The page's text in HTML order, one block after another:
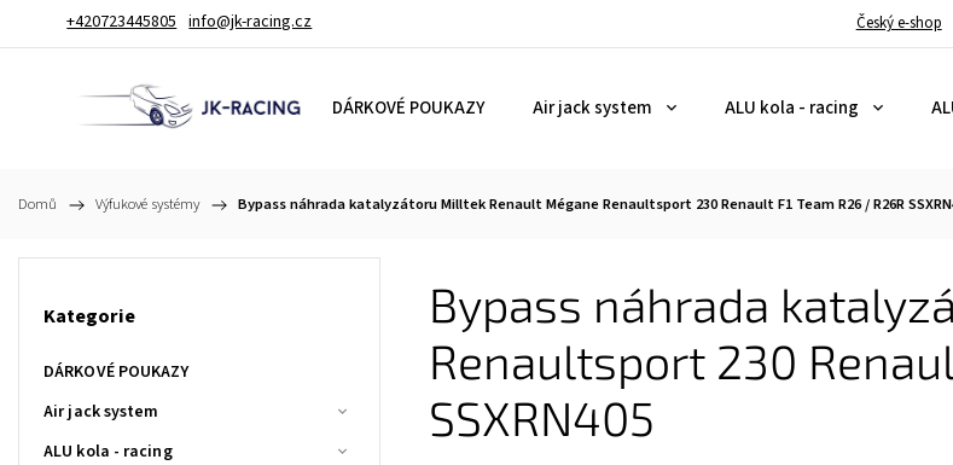
+420723445805 info@jk-racing.cz Český e-shop
DÁRKOVÉ POUKAZY Air jack system ALU kola - racing
Domů / Výfukové systémy / Bypass náhrada katalyzátoru Milltek Renault Mégane Renaultsport 230 Renault F1 Team R26 / R26R
Kategorie
DÁRKOVÉ POUKAZY
Air jack system
ALU kola - racing
Bypass náhrada
Renaultsport 230
SSXRN405